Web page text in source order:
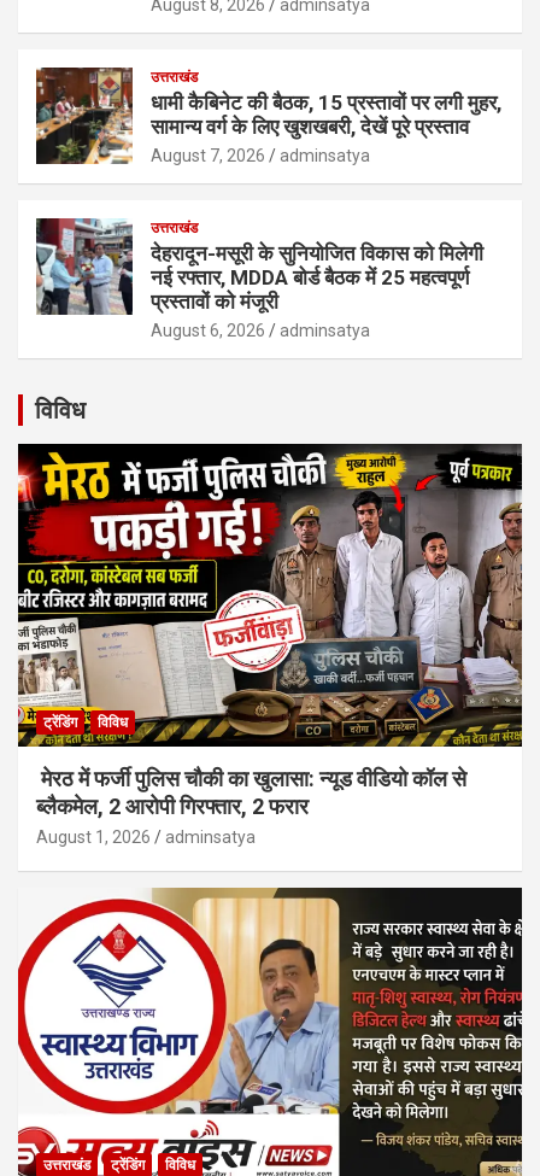
August 8, 2026 adminsatya
उत्तराखंड
धामी कैबिनेट की बैठक, 15 प्रस्तावों पर लगी मुहर,
सामान्य वर्ग के लिए खुशखबरी, देखें पूरे प्रस्ताव
August 7, 2026 adminsatya
उत्तराखंड
देहरादून-मसूरी के सुनियोजित विकास को मिलेगी
नई रफ्तार, MDDA बोर्ड बैठक में 25 महत्वपूर्ण
प्रस्तावों को मंजूरी
August 6, 2026 adminsatya
विविध
ट्रेंडिंग विविध
मेरठ में फर्जी पुलिस चौकी का खुलासा: न्यूड वीडियो कॉल से
ब्लैकमेल, 2 आरोपी गिरफ्तार, 2 फरार
August 1, 2026 adminsatya
उत्तराखंड ट्रेंडिंग विविध